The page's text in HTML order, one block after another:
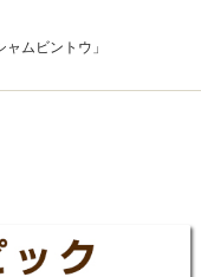
ムビントウ」